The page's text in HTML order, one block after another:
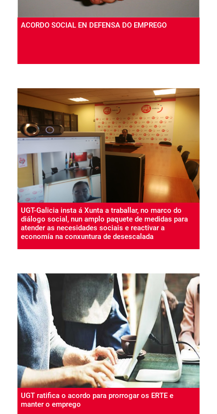
ACORDO SOCIAL EN DEFENSA DO EMPREGO
UGT-Galicia insta á Xunta a traballar, no marco do
diálogo social, nun amplo paquete de medidas para
atender as necesidades sociais e reactivar a
economía na conxuntura de desescalada
UGT ratifica o acordo para prorrogar os ERTE e
manter o emprego